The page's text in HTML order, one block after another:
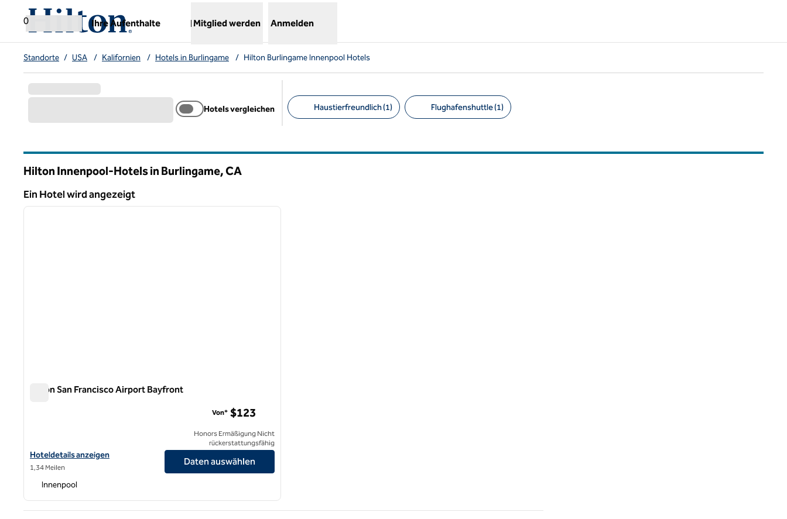
Weiter zum Inhalt
0
Ihre Aufenthalte Mitglied werden Anmelden
Standorte / USA / Kalifornien / Hotels in Burlingame / Hilton Burlingame Innenpool Hotels
Hotels vergleichen Haustierfreundlich (1) Flughafenshuttle (1)
Hilton Innenpool-Hotels in Burlingame,CA
Ein Hotel wird angezeigt
Ein Hotel wird angezeigt
1 von 12
nächstes Bild
Hilton San Francisco Airport Bayfront
Hoteldetails für das Hilton San Francisco Airport Bayfront anzeigen
Hoteldetails anzeigen
1,34 Meilen
Von* $123
Honors Ermäßigung Nicht
rückerstattungsfähig
Daten auswählen
Innenpool